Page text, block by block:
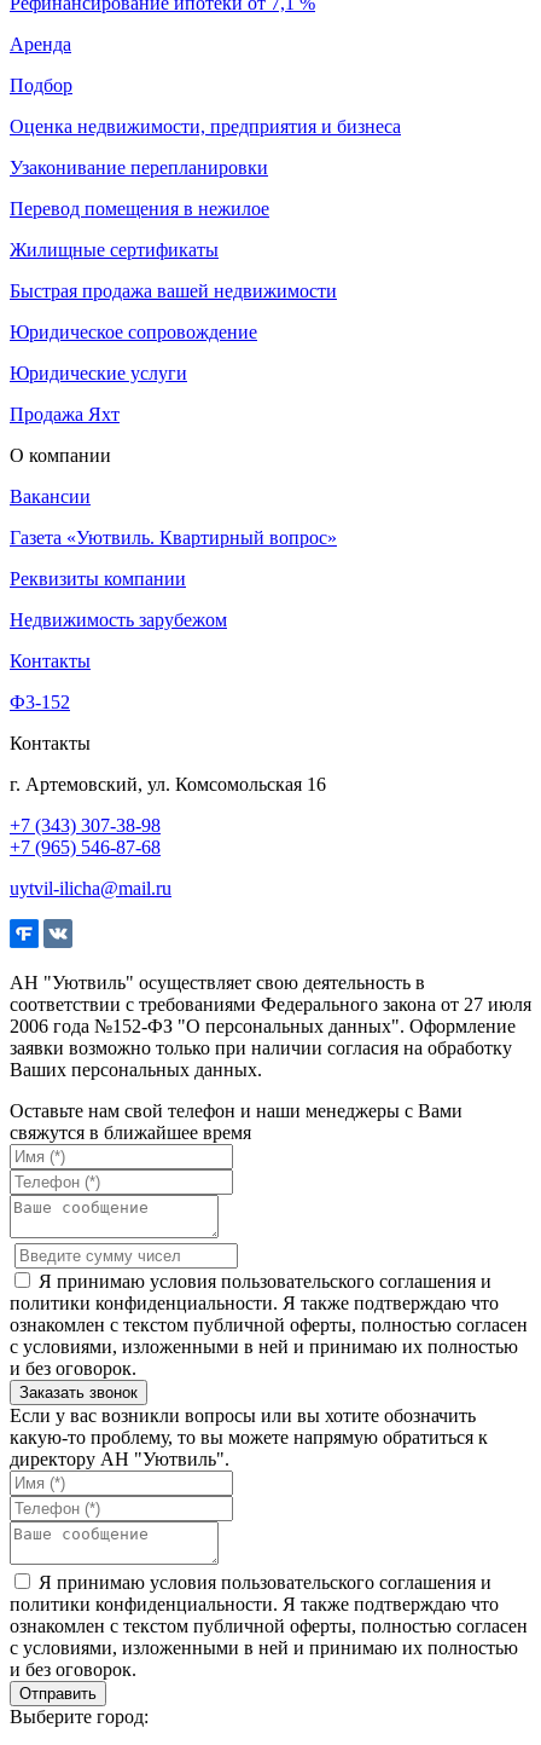
Аренда
Подбор
Оценка недвижимости, предприятия и бизнеса
Узаконивание перепланировки
Перевод помещения в нежилое
Жилищные сертификаты
Быстрая продажа вашей недвижимости
Юридическое сопровождение
Юридические услуги
Продажа Яхт
О компании
Вакансии
Газета «Уютвиль. Квартирный вопрос»
Реквизиты компании
Недвижимость зарубежом
Контакты
Ф3-152
Контакты
г. Артемовский, ул. Комсомольская 16
+7 (343) 307-38-98
+7 (965) 546-87-68
uytvil-ilicha@mail.ru
АН "Уютвиль" осуществляет свою деятельность в
соответствии с требованиями Федерального закона от 27 июля
2006 года №152-ФЗ "О персональных данных". Оформление
заявки возможно только при наличии согласия на обработку
Ваших персональных данных.
Оставьте нам свой телефон и наши менеджеры с Вами
свяжутся в ближайшее время
Я принимаю условия пользовательского соглашения и
политики конфиденциальности. Я также подтверждаю что
ознакомлен с текстом публичной оферты, полностью согласен
с условиями, изложенными в ней и принимаю их полностью
и без оговорок.
Если у вас возникли вопросы или вы хотите обозначить
какую-то проблему, то вы можете напрямую обратиться к
директору АН "Уютвиль".
Я принимаю условия пользовательского соглашения и
политики конфиденциальности. Я также подтверждаю что
ознакомлен с текстом публичной оферты, полностью согласен
с условиями, изложенными в ней и принимаю их полностью
и без оговорок.
Выберите город: